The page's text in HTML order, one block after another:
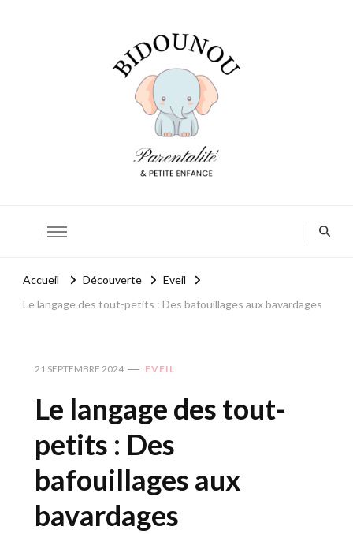
Accueil Découverte
Eveil
Le langage des tout-petits : Des bafouillages aux bavardages
21 SEPTEMBRE 2024 EVEIL
Le langage des tout-
petits : Des
bafouillages aux
bavardages